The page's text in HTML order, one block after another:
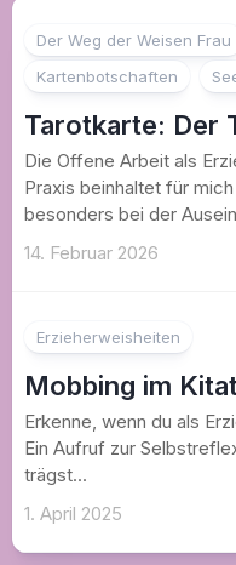
Der Weg der Weisen Frau
Kartenbotschaften
Tarotkarte: Der
Die Offene Arbeit als
Praxis beinhaltet für
besonders bei der
14. Februar 2026
Erzieherweisheiten
Mobbing im
Erkenne, wenn du als
Ein Aufruf zur
trägst...
1. April 2025